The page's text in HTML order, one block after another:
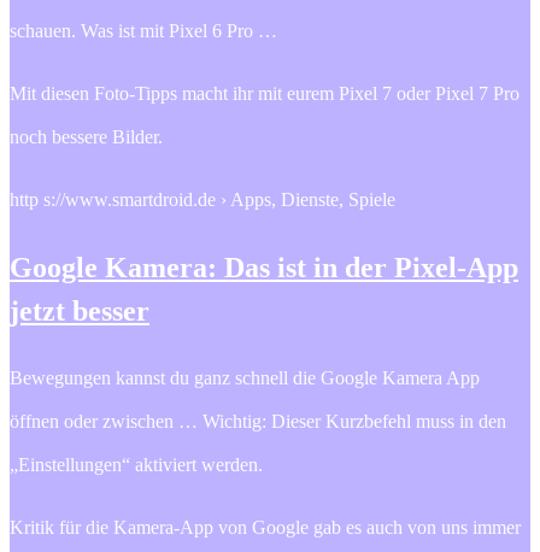
schauen. Was ist mit Pixel 6 Pro …
Mit diesen Foto-Tipps macht ihr mit eurem Pixel 7 oder Pixel 7 Pro
noch bessere Bilder.
http s://www.smartdroid.de › Apps, Dienste, Spiele
Google Kamera: Das ist in der Pixel-App
jetzt besser
Bewegungen kannst du ganz schnell die Google Kamera App
öffnen oder zwischen … Wichtig: Dieser Kurzbefehl muss in den
„Einstellungen“ aktiviert werden.
Kritik für die Kamera-App von Google gab es auch von uns immer